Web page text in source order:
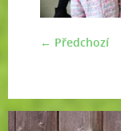
← Předchozí